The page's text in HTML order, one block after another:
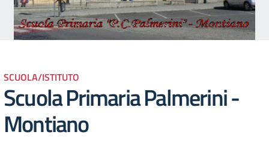
SCUOLA/ISTITUTO
Scuola Primaria Palmerini -
Montiano